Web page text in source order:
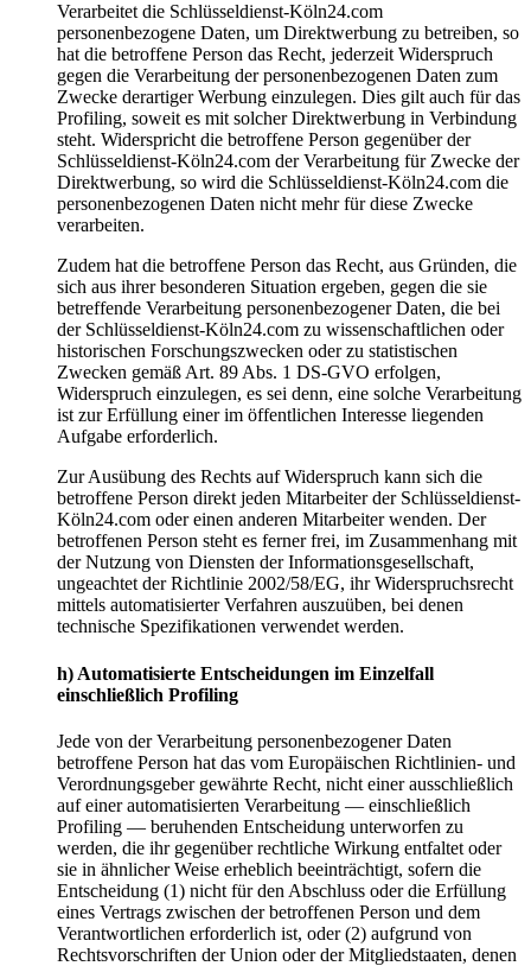
Verarbeitet die Schlüsseldienst-Köln24.com
personenbezogene Daten, um Direktwerbung zu betreiben, so
hat die betroffene Person das Recht, jederzeit Widerspruch
gegen die Verarbeitung der personenbezogenen Daten zum
Zwecke derartiger Werbung einzulegen. Dies gilt auch für das
Profiling, soweit es mit solcher Direktwerbung in Verbindung
steht. Widerspricht die betroffene Person gegenüber der
Schlüsseldienst-Köln24.com der Verarbeitung für Zwecke der
Direktwerbung, so wird die Schlüsseldienst-Köln24.com die
personenbezogenen Daten nicht mehr für diese Zwecke
verarbeiten.
Zudem hat die betroffene Person das Recht, aus Gründen, die
sich aus ihrer besonderen Situation ergeben, gegen die sie
betreffende Verarbeitung personenbezogener Daten, die bei
der Schlüsseldienst-Köln24.com zu wissenschaftlichen oder
historischen Forschungszwecken oder zu statistischen
Zwecken gemäß Art. 89 Abs. 1 DS-GVO erfolgen,
Widerspruch einzulegen, es sei denn, eine solche Verarbeitung
ist zur Erfüllung einer im öffentlichen Interesse liegenden
Aufgabe erforderlich.
Zur Ausübung des Rechts auf Widerspruch kann sich die
betroffene Person direkt jeden Mitarbeiter der Schlüsseldienst-
Köln24.com oder einen anderen Mitarbeiter wenden. Der
betroffenen Person steht es ferner frei, im Zusammenhang mit
der Nutzung von Diensten der Informationsgesellschaft,
ungeachtet der Richtlinie 2002/58/EG, ihr Widerspruchsrecht
mittels automatisierter Verfahren auszuüben, bei denen
technische Spezifikationen verwendet werden.
h) Automatisierte Entscheidungen im Einzelfall
einschließlich Profiling
Jede von der Verarbeitung personenbezogener Daten
betroffene Person hat das vom Europäischen Richtlinien- und
Verordnungsgeber gewährte Recht, nicht einer ausschließlich
auf einer automatisierten Verarbeitung — einschließlich
Profiling — beruhenden Entscheidung unterworfen zu
werden, die ihr gegenüber rechtliche Wirkung entfaltet oder
sie in ähnlicher Weise erheblich beeinträchtigt, sofern die
Entscheidung (1) nicht für den Abschluss oder die Erfüllung
eines Vertrags zwischen der betroffenen Person und dem
Verantwortlichen erforderlich ist, oder (2) aufgrund von
Rechtsvorschriften der Union oder der Mitgliedstaaten, denen